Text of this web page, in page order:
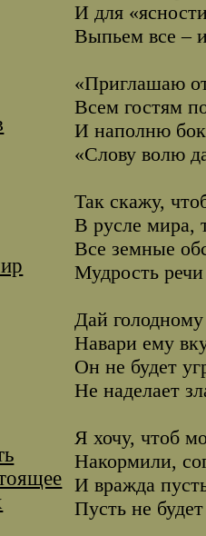
И для
Выпьем все –
«Приглашаю
Всем гостям
И наполню
«Слову волю
Так скажу,
В русле мира,
Все земные
Мудрость речи
Дай
Навари ему
Он не будет
Не наделает
Я хочу, чтоб
Накормили,
И вражда
Пусть не